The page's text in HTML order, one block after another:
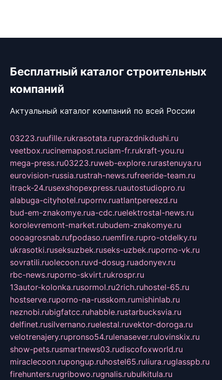
Бесплатный каталог строительных
компаний
Актуальный каталог компаний по всей России
03223.ruufille.rukrasotata.ruprazdnikdushi.ru
veetbox.rucinemapost.ruciam-fr.rukraft-you.ru
mega-press.ru03223.ruweb-explore.rurastenuya.ru
eurovision-russia.rustrah-news.rufreeride-team.ru
itrack-24.rusexshopexpress.ruautostudiopro.ru
alabuga-cityhotel.rupornv.ruatlantpereezd.ru
bud-em-znakomye.rua-cdc.ruelektrostal-news.ru
korolevremont-market.rubudem-znakomye.ru
oooagrosnab.rufpodaso.ruemfire.rupro-otdelky.ru
ukrasotki.ruseksuzbek.ruseks-uzbek.ruporno-vk.ru
sovratili.ruolecoon.ruvd-dosug.ruadonyev.ru
rbc-news.ruporno-skvirt.rukrospr.ru
13autor-kolonka.rusormol.ru2rich.ruhostel-65.ru
hostserve.ruporno-na-russkom.rumishinlab.ru
neznobi.rubigfatcc.ruhabble.rustarbucksvia.ru
delfinet.rusilvernano.ruelestal.ruvektor-doroga.ru
velotrenajery.rupronso54.rulenasever.rulovinskix.ru
show-pets.rusmartnews03.rudiscofoxworld.ru
miraclecoon.rupongup.ruhostel65.ruliura.ruglasspb.ru
firehunters.rugribowo.rugnalis.rubulkitula.ru